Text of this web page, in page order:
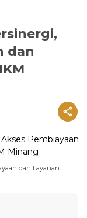
dan
dan Layanan